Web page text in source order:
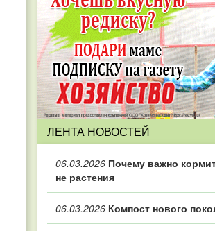
ЛЕНТА НОВОСТЕЙ
06.03.2026 Почему важно
не растения
06.03.2026 Компост нового